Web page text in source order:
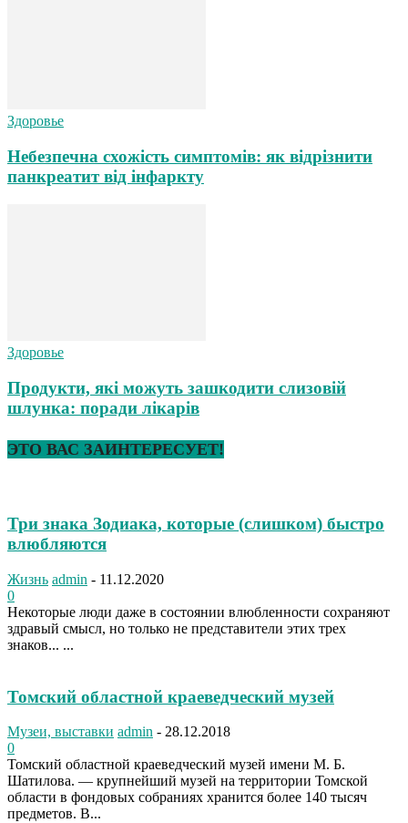
Здоровье
Небезпечна схожість симптомів: як відрізнити
панкреатит від інфаркту
Здоровье
Продукти, які можуть зашкодити слизовій
шлунка: поради лікарів
ЭТО ВАС ЗАИНТЕРЕСУЕТ!
Три знака Зодиака, которые (слишком) быстро
влюбляются
Жизнь admin - 11.12.2020
0
Некоторые люди даже в состоянии влюбленности сохраняют
здравый смысл, но только не представители этих трех
знаков... ...
Томский областной краеведческий музей
Музеи, выставки admin - 28.12.2018
0
Томский областной краеведческий музей имени М. Б.
Шатилова. — крупнейший музей на территории Томской
области в фондовых собраниях хранится более 140 тысяч
предметов. В...